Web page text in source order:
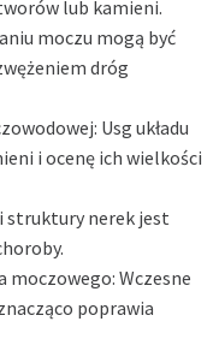
lub kamieni.
moczu mogą być
dróg
Usg układu
i ocenę ich wielkości
struktury nerek jest
moczowego: Wczesne
poprawia